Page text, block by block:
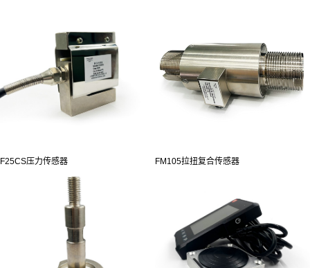
F25CS压力传感器 FM105拉扭复合传感器